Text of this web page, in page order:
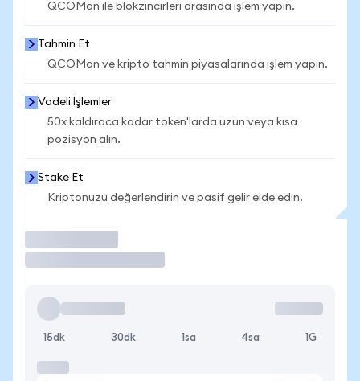
QCOMon ile blokzincirleri arasında işlem yapın.
Tahmin Et
QCOMon ve kripto tahmin piyasalarında işlem yapın.
Vadeli İşlemler
50x kaldıraca kadar token'larda uzun veya kısa
pozisyon alın.
Stake Et
Kriptonuzu değerlendirin ve pasif gelir elde edin.
15dk 30dk 1sa 4sa 1G